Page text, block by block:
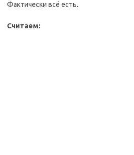
Фактически всё есть.
Считаем: